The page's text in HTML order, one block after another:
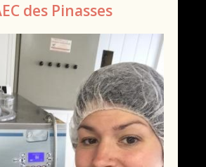
des Pinasses